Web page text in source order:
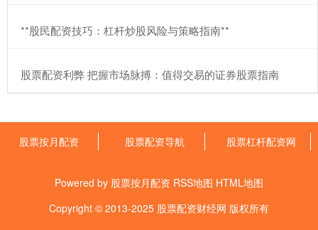
​**股民配资技巧：杠杆炒股风险与策略指南**
​股票配资利弊 把握市场脉搏：值得交易的证券股票指南
股票按月配资 股票配资导航 股票杠杆配资网
Powered by 股票按月配资 RSS地图 HTML地图
Copyright © 2013-2025 股票配资财经网 版权所有